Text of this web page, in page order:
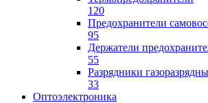
120
Предохранители
95
Держатели
55
Разрядники
33
Оптоэлектроника